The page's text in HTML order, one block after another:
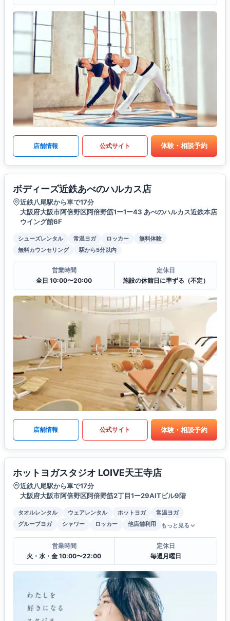
店舗情報 公式サイト 体験・相談予約
ボディーズ近鉄あべのハルカス店
近鉄八尾駅から車で17分
大阪府大阪市阿倍野区阿倍野筋1ー1ー43 あべのハルカス近鉄本店
ウイング館6F
シューズレンタル 常温ヨガ ロッカー
無料体験
無料カウンセリング
駅から5分以内
営業時間
全日 10:00〜20:00
定休日
施設の休館日に準ずる（不定）
店舗情報 公式サイト 体験・相談予約
ホットヨガスタジオ LOIVE天王寺店
近鉄八尾駅から車で17分
大阪府大阪市阿倍野区阿倍野筋2丁目1ー29AITビル9階
タオルレンタル ウェアレンタル ホットヨガ
常温ヨガ
グループヨガ
シャワー ロッカー 他店舗利用 もっと見る
営業時間
火・水・金 10:00〜22:00
定休日
毎週月曜日